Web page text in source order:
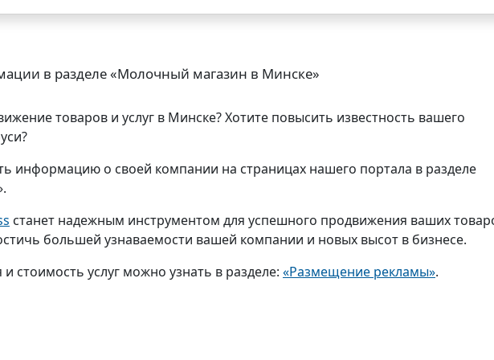
в разделе «Молочный магазин в Минске»
товаров и услуг в Минске? Хотите повысить известность вашего
информацию о своей компании на страницах нашего портала в разделе
станет надежным инструментом для успешного продвижения ваших
большей узнаваемости вашей компании и новых высот в бизнесе.
стоимость услуг можно узнать в разделе: «Размещение рекламы».